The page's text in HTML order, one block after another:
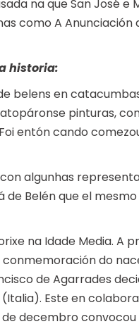
na que San José e
como A Anunciación
historia:
belens en
pinturas,
entón cando
con algunhas
Belén que el
na Idade Media. A
do
de Agarrades
Este en
decembro